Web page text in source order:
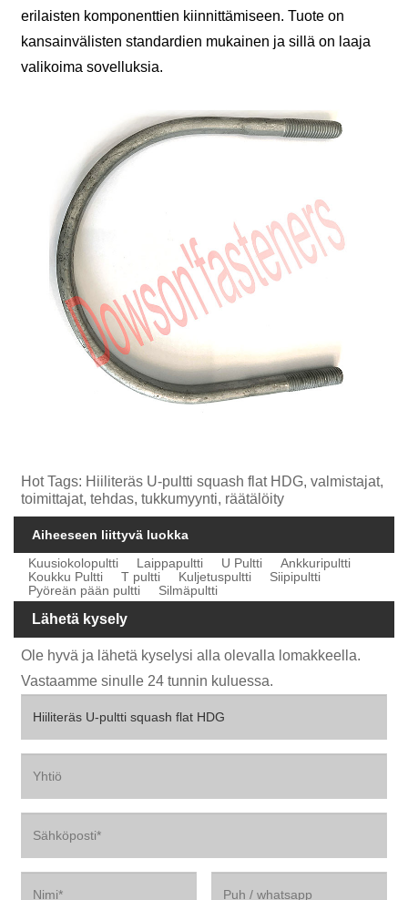
erilaisten komponenttien kiinnittämiseen. Tuote on
kansainvälisten standardien mukainen ja sillä on laaja
valikoima sovelluksia.
Hot Tags: Hiiliteräs U-pultti squash flat HDG, valmistajat,
toimittajat, tehdas, tukkumyynti, räätälöity
Aiheeseen liittyvä luokka
Kuusiokolopultti
Laippapultti U Pultti
Ankkuripultti
Koukku Pultti
T pultti Kuljetuspultti
Siipipultti
Pyöreän pään pultti
Silmäpultti
Lähetä kysely
Ole hyvä ja lähetä kyselysi alla olevalla lomakkeella.
Vastaamme sinulle 24 tunnin kuluessa.